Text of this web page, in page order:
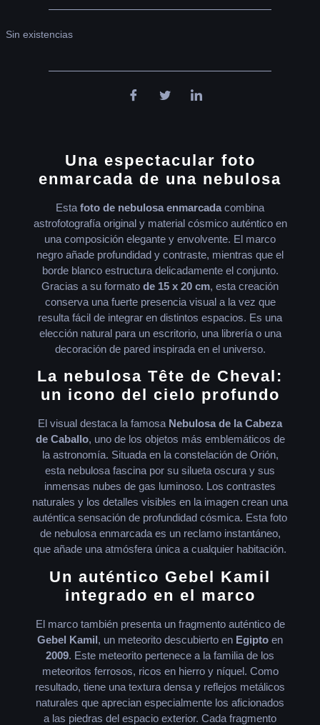
Sin existencias
Una espectacular foto
enmarcada de una nebulosa
Esta foto de nebulosa enmarcada combina
astrofotografía original y material cósmico auténtico en
una composición elegante y envolvente. El marco
negro añade profundidad y contraste, mientras que el
borde blanco estructura delicadamente el conjunto.
Gracias a su formato de 15 x 20 cm, esta creación
conserva una fuerte presencia visual a la vez que
resulta fácil de integrar en distintos espacios. Es una
elección natural para un escritorio, una librería o una
decoración de pared inspirada en el universo.
La nebulosa Tête de Cheval:
un icono del cielo profundo
El visual destaca la famosa Nebulosa de la Cabeza
de Caballo, uno de los objetos más emblemáticos de
la astronomía. Situada en la constelación de Orión,
esta nebulosa fascina por su silueta oscura y sus
inmensas nubes de gas luminoso. Los contrastes
naturales y los detalles visibles en la imagen crean una
auténtica sensación de profundidad cósmica. Esta foto
de nebulosa enmarcada es un reclamo instantáneo,
que añade una atmósfera única a cualquier habitación.
Un auténtico Gebel Kamil
integrado en el marco
El marco también presenta un fragmento auténtico de
Gebel Kamil, un meteorito descubierto en Egipto en
2009. Este meteorito pertenece a la familia de los
meteoritos ferrosos, ricos en hierro y níquel. Como
resultado, tiene una textura densa y reflejos metálicos
naturales que aprecian especialmente los aficionados
a las piedras del espacio exterior. Cada fragmento